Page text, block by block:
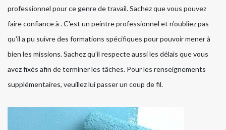
professionnel pour ce genre de travail. Sachez que vous pouvez
faire confiance à . C'est un peintre professionnel et n'oubliez pas
qu'il a pu suivre des formations spécifiques pour pouvoir mener à
bien les missions. Sachez qu'il respecte aussi les délais que vous
avez fixés afin de terminer les tâches. Pour les renseignements
supplémentaires, veuillez lui passer un coup de fil.